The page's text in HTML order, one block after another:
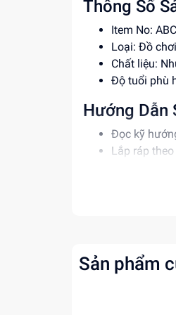
Thông Số
Item No:
Loại: Đồ
Chất liệu:
Độ tuổi phù
Hướng Dẫn
Đọc kỹ
Lắp ráp
Tăng
Sản phẩm